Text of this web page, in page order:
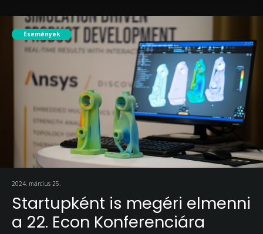
Események
2024. március 25.
Startupként is megéri elmenni
a 22. Econ Konferenciára